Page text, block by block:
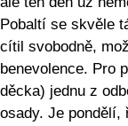
Pobaltí se skvěle
cítil svobodně,
benevolence. Pro
děcka) jednu z
osady. Je pondělí,